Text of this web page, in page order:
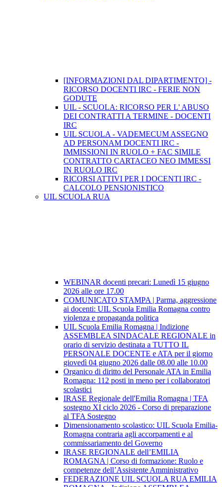
[INFORMAZIONI DAL DIPARTIMENTO] -
RICORSO DOCENTI IRC - FERIE NON
GODUTE
UIL - SCUOLA: RICORSO PER L' ABUSO
DEI CONTRATTI A TERMINE - DOCENTI
IRC
UIL SCUOLA - VADEMECUM ASSEGNO
AD PERSONAM DOCENTI IRC -
IMMISSIONI IN RUOLO + FAC SIMILE
CONTRATTO CARTACEO NEO IMMESSI
IN RUOLO IRC
RICORSI ATTIVI PER I DOCENTI IRC -
CALCOLO PENSIONISTICO
UIL SCUOLA RUA
WEBINAR docenti precari: Lunedì 15 giugno
2026 alle ore 17.00
COMUNICATO STAMPA | Parma, aggressione
ai docenti: UIL Scuola Emilia Romagna contro
violenza e propaganda politica
UIL Scuola Emilia Romagna | Indizione
ASSEMBLEA SINDACALE REGIONALE in
orario di servizio destinata a TUTTO IL
PERSONALE DOCENTE e ATA per il giorno
giovedì 04 giugno 2026 dalle 08.00 alle 10.00
Organico di diritto del Personale ATA in Emilia
Romagna: 112 posti in meno per i collaboratori
scolastici
IRASE Regionale dell'Emilia Romagna | TFA
sostegno XI ciclo 2026 - Corso di preparazione
al TFA Sostegno
Dimensionamento scolastico: UIL Scuola Emilia-
Romagna contraria agli accorpamenti e al
commissariamento del Governo
IRASE REGIONALE dell’EMILIA
ROMAGNA | Corso di formazione: Ruolo e
competenze dell’Assistente Amministrativo
FEDERAZIONE UIL SCUOLA RUA EMILIA